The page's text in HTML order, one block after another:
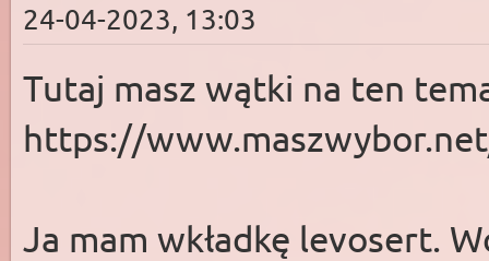
24-04-2023, 13:03
Tutaj masz wątki na ten
https://
Ja mam wkładkę levosert.